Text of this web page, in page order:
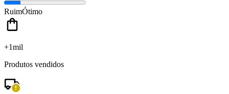
RuimÓtimo
+1mil
Produtos vendidos